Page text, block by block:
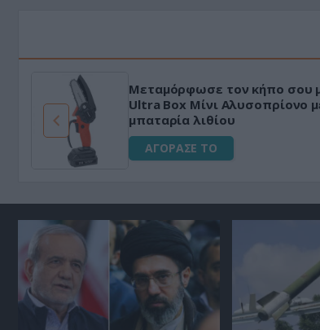
Μεταμόρφωσε τον κήπο σου
Ultra Box Μίνι Αλυσοπρίονο
μπαταρία λιθίου
ΑΓΟΡΑΣΕ ΤΟ